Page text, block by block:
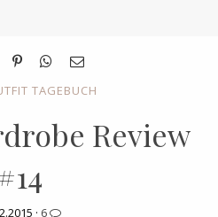
TAGEBUCH
Review
· 6